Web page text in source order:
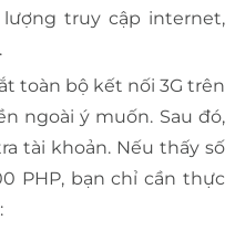
truy cập internet,
toàn bộ kết nối 3G trên
ngoài ý muốn. Sau đó,
tài khoản. Nếu thấy số
PHP, bạn chỉ cần thực